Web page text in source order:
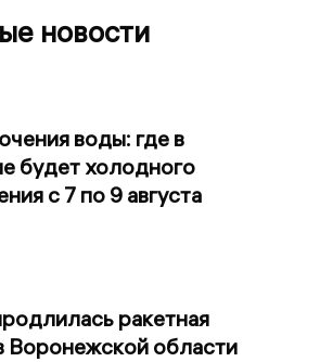
новости
воды: где в
будет холодного
с 7 по 9 августа
ракетная
Воронежской области